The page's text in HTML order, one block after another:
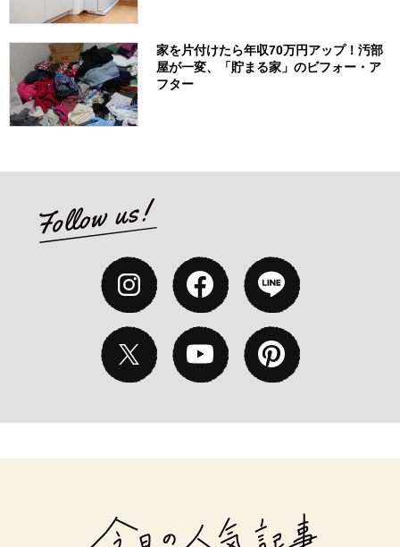
家を片付けたら年収70万円アップ！汚部
屋が一変、「貯まる家」のビフォー・ア
フター